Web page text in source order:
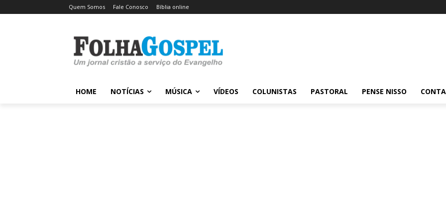
Quem Somos Fale Conosco Bíblia online
HOME NOTÍCIAS MÚSICA VÍDEOS COLUNISTAS PASTORAL PENSE NISSO